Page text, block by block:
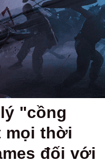
"cồng
mọi thời
đối với